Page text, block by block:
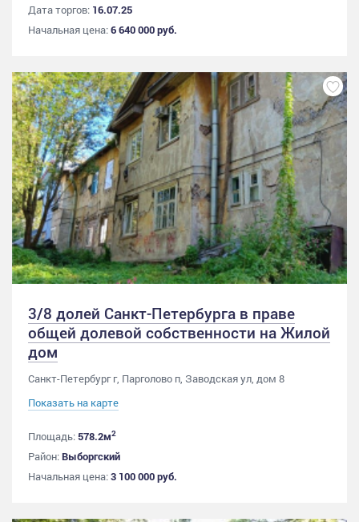
Дата торгов: 16.07.25
Начальная цена:6 640 000 руб.
3/8 долей Санкт-Петербурга в праве
общей долевой собственности на Жилой
дом
Санкт-Петербург г, Парголово п, Заводская ул, дом 8
Показать на карте
Площадь:578.2м2
Район:Выборгский
Начальная цена:3 100 000 руб.